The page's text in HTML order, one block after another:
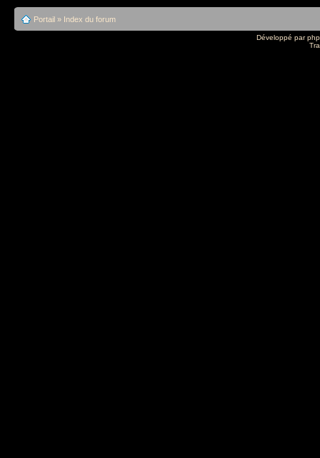
Portail » Index du forum
Développé par